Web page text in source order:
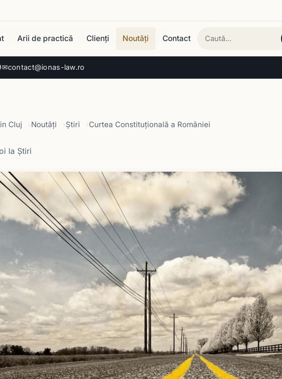
✉contact@ionas-law.ro
Arii de practică Clienți Noutăți Contact
Cluj Noutăți Știri Curtea Constituţională a României
la Știri